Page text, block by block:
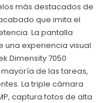
más destacados de
que imita el
La pantalla
una experiencia visual
Dimensity 7050
de las tareas,
La triple cámara
captura fotos de alta